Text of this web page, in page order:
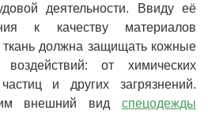
деятельности. Ввиду её
к качеству материалов
ткань должна защищать кожные
от химических
и других загрязнений.
внешний вид спецодежды